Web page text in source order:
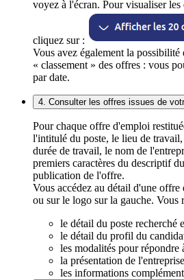
voyez à l'écran. Pour visualiser
cliquez sur :
Vous avez également la possibilité
« classement » des offres : vous
par date.
4. Consulter les offres issues de
Pour chaque offre d'emploi
l'intitulé du poste, le lieu de
durée de travail, le nom de
premiers caractères du descriptif
publication de l'offre.
Vous accédez au détail d'une
ou sur le logo sur la gauche. Vous
le détail du poste recherché
le détail du profil du
les modalités pour répondre
la présentation de
les informations